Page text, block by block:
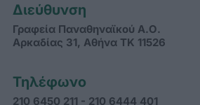
Διεύθυνση
Γραφεία Παναθηναϊκού Α.Ο.
Αρκαδίας 31, Αθήνα ΤΚ 11526
Τηλέφωνο
210 6450 211 - 210 6444 401